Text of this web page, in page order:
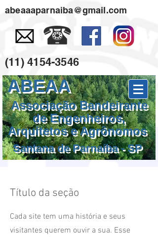
abeaaaparnaiba@gmail.com
(11) 4154-3546
ABEAA
Associação Bandeirante
de Engenheiros,
Arquitetos e Agrônomos
Santana de Parnaíba - SP
Título da seção
Cada site tem uma história e seus
visitantes querem ouvir a sua. Esse